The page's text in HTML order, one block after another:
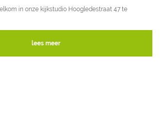
in onze kijkstudio Hoogledestraat 47 te
lees meer